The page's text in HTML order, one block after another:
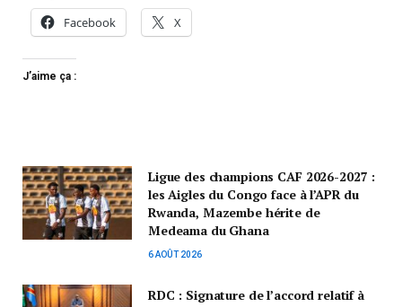
Facebook X
J’aime ça :
Ligue des champions CAF 2026-2027 :
les Aigles du Congo face à l’APR du
Rwanda, Mazembe hérite de
Medeama du Ghana
6 AOÛT 2026
RDC : Signature de l’accord relatif à